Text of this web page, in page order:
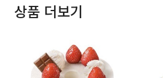
상품 더보기